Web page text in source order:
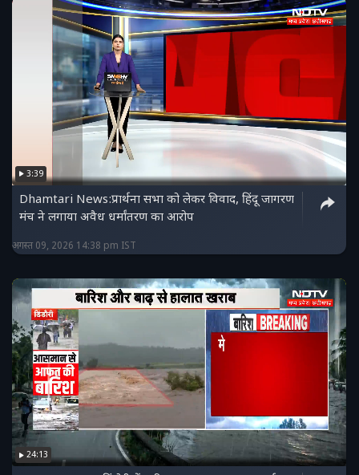
3:39
Dhamtari News:प्रार्थना सभा को लेकर विवाद, हिंदू जागरण
मंच ने लगाया अवैध धर्मांतरण का आरोप
अगस्त 09, 2026 14:38 pm IST
24:13